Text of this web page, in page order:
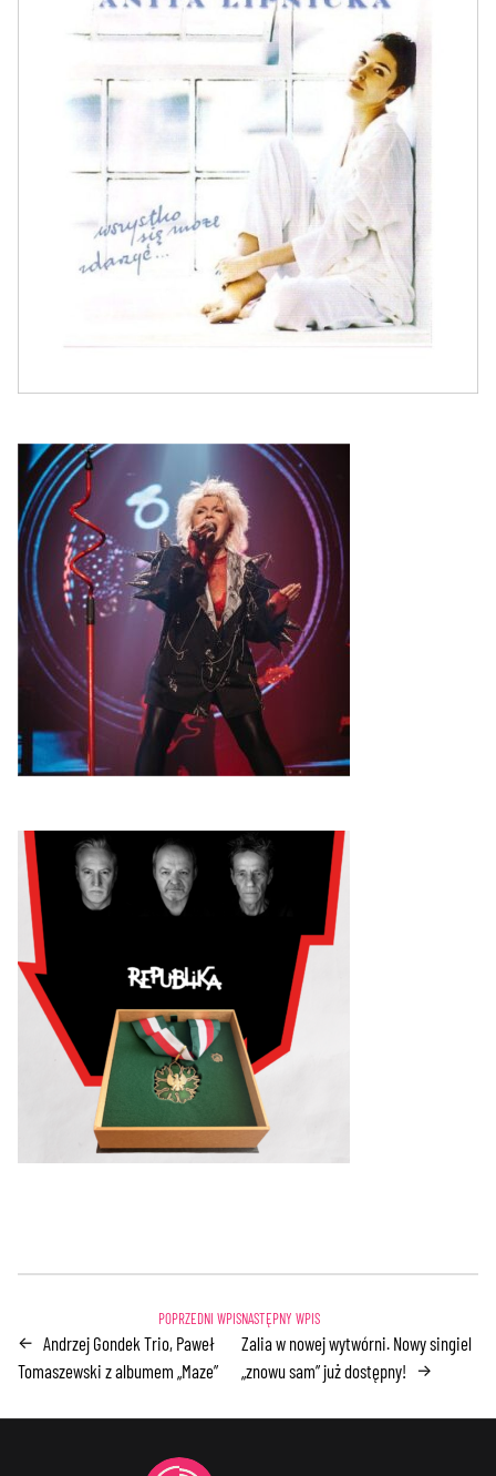
← Andrzej Gondek Trio, Paweł
Tomaszewski z albumem „Maze”
Zalia w nowej wytwórni. Nowy singiel
„znowu sam” już dostępny! →